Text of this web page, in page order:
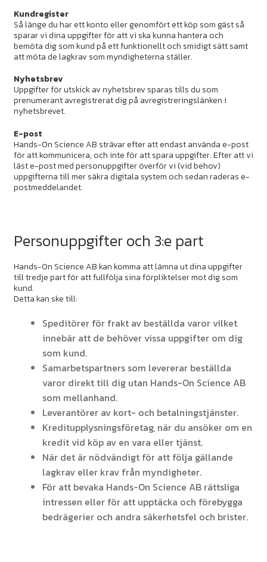
Kundregister
Så länge du har ett konto eller genomfört ett köp som gäst så
sparar vi dina uppgifter för att vi ska kunna hantera och
bemöta dig som kund på ett funktionellt och smidigt sätt samt
att möta de lagkrav som myndigheterna ställer.
Nyhetsbrev
Uppgifter för utskick av nyhetsbrev sparas tills du som
prenumerant avregistrerat dig på avregistreringslänken i
nyhetsbrevet.
E-post
Hands-On Science AB strävar efter att endast använda e-post
för att kommunicera, och inte för att spara uppgifter. Efter att vi
läst e-post med personuppgifter överför vi (vid behov)
uppgifterna till mer säkra digitala system och sedan raderas e-
postmeddelandet.
Personuppgifter och 3:e part
Hands-On Science AB kan komma att lämna ut dina uppgifter
till tredje part för att fullfölja sina förpliktelser mot dig som
kund.
Detta kan ske till:
Speditörer för frakt av beställda varor vilket
innebär att de behöver vissa uppgifter om dig
som kund.
Samarbetspartners som levererar beställda
varor direkt till dig utan Hands-On Science AB
som mellanhand.
Leverantörer av kort- och betalningstjänster.
Kreditupplysningsföretag, när du ansöker om en
kredit vid köp av en vara eller tjänst.
När det är nödvändigt för att följa gällande
lagkrav eller krav från myndigheter.
För att bevaka Hands-On Science AB rättsliga
intressen eller för att upptäcka och förebygga
bedrägerier och andra säkerhetsfel och brister.